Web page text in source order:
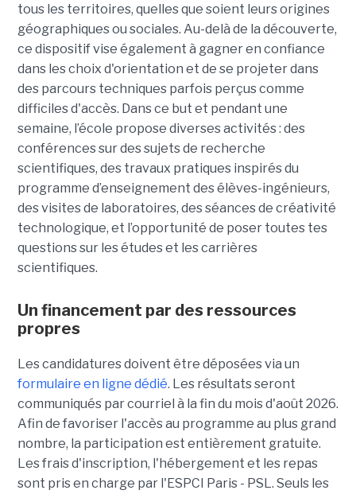
tous les territoires, quelles que soient leurs origines
géographiques ou sociales. Au-delà de la découverte,
ce dispositif vise également à gagner en confiance
dans les choix d'orientation et de se projeter dans
des parcours techniques parfois perçus comme
difficiles d'accès. Dans ce but et pendant une
semaine, l’école propose diverses activités : des
conférences sur des sujets de recherche
scientifiques, des travaux pratiques inspirés du
programme d’enseignement des élèves-ingénieurs,
des visites de laboratoires, des séances de créativité
technologique, et l’opportunité de poser toutes tes
questions sur les études et les carrières
scientifiques.
Un financement par des ressources
propres
Les candidatures doivent être déposées via un
formulaire en ligne dédié. Les résultats seront
communiqués par courriel à la fin du mois d'août 2026.
Afin de favoriser l'accès au programme au plus grand
nombre, la participation est entièrement gratuite.
Les frais d'inscription, l'hébergement et les repas
sont pris en charge par l'ESPCI Paris - PSL. Seuls les